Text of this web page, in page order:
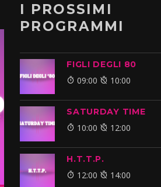
I PROSSIMI
PROGRAMMI
FIGLI DEGLI 80
09:00 10:00
SATURDAY TIME
10:00 12:00
H.T.T.P.
12:00 14:00